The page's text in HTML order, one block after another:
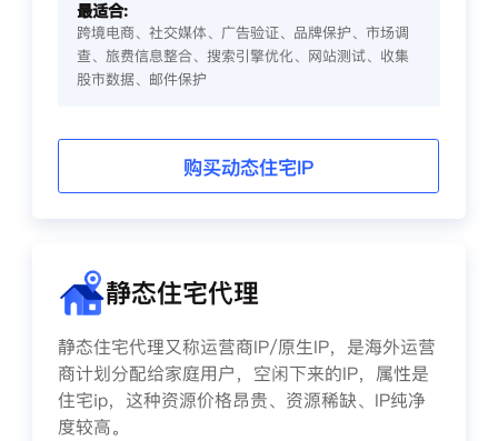
最适合:
跨境电商、社交媒体、广告验证、品牌保护、市场调
查、旅费信息整合、搜索引擎优化、网站测试、收集
股市数据、邮件保护
购买动态住宅IP
静态住宅代理
静态住宅代理又称运营商IP/原生IP，是海外运营
商计划分配给家庭用户，空闲下来的IP，属性是
住宅ip，这种资源价格昂贵、资源稀缺、IP纯净
度较高。